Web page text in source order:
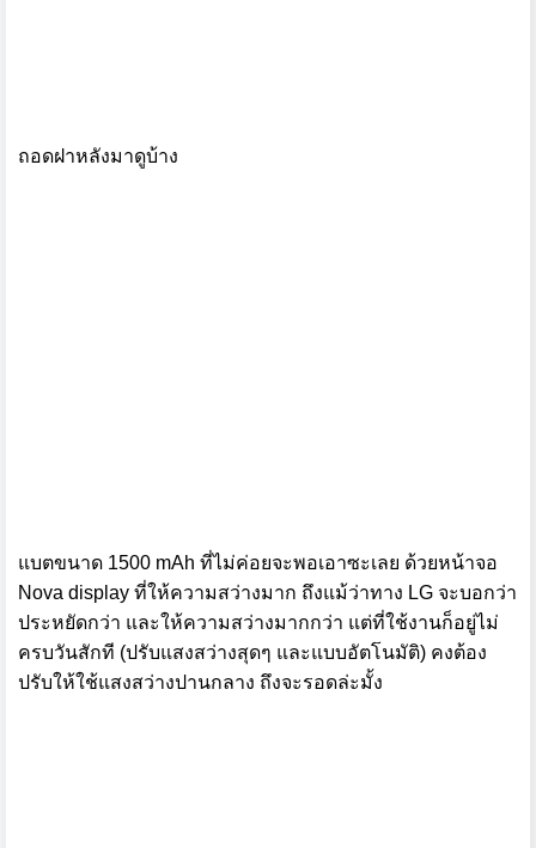
ถอดฝาหลังมาดูบ้าง
แบตขนาด 1500 mAh ที่ไม่ค่อยจะพอเอาซะเลย ด้วยหน้าจอ
Nova display ที่ให้ความสว่างมาก ถึงแม้ว่าทาง LG จะบอกว่า
ประหยัดกว่า และให้ความสว่างมากกว่า แต่ที่ใช้งานก็อยู่ไม่
ครบวันสักที (ปรับแสงสว่างสุดๆ และแบบอัตโนมัติ) คงต้อง
ปรับให้ใช้แสงสว่างปานกลาง ถึงจะรอดล่ะมั้ง